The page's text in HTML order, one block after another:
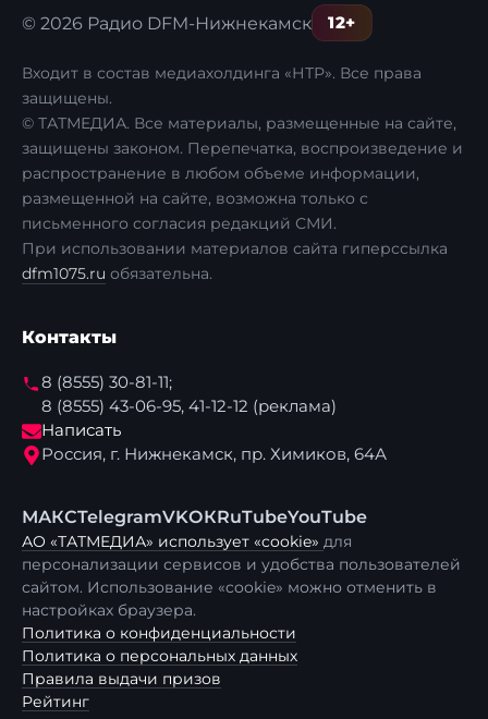
© 2026 Радио DFM-Нижнекамск 12+
Входит в состав медиахолдинга «НТР». Все права
защищены.
© ТАТМЕДИА. Все материалы, размещенные на сайте,
защищены законом. Перепечатка, воспроизведение и
распространение в любом объеме информации,
размещенной на сайте, возможна только с
письменного согласия редакций СМИ.
При использовании материалов сайта гиперссылка
dfm1075.ru обязательна.
Контакты
8 (8555) 30-81-11;
8 (8555) 43-06-95, 41-12-12 (реклама)
Написать
Россия, г. Нижнекамск, пр. Химиков, 64А
МАКСTelegramVKОКRuTubeYouTube
АО «ТАТМЕДИА» использует «cookie» для
персонализации сервисов и удобства пользователей
сайтом. Использование «cookie» можно отменить в
настройках браузера.
Политика о конфиденциальности
Политика о персональных данных
Правила выдачи призов
Рейтинг